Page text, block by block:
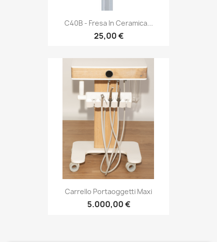
C40B - Fresa In Ceramica...
25,00 €
Carrello Portaoggetti Maxi
5.000,00 €